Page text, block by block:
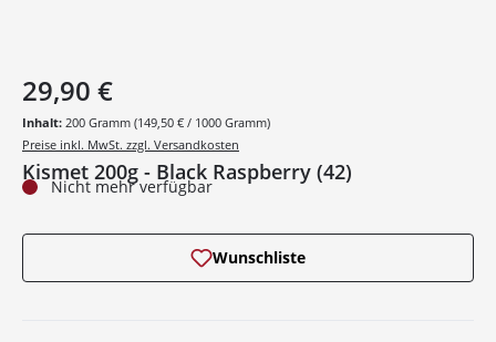
Kismet 200g - Black Raspberry (42)
29,90 €
Inhalt: 200 Gramm (149,50 € / 1000 Gramm)
Preise inkl. MwSt. zzgl. Versandkosten
Nicht mehr verfügbar
Wunschliste